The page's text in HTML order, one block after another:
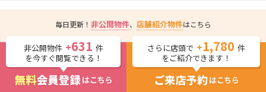
毎日更新！ 非公開物件、 店舗紹介物件はこちら
非公開物件 +631 件
を今すぐ閲覧できる！
さらに店頭で +1,780 件
をご紹介できます！